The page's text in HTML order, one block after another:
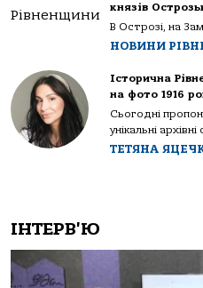
князів
В Острозі, на
НОВИНИ
Історична
на фото 1916
Сьогодні
унікальні архівні
ТЕТЯНА
ІНТЕРВ'Ю